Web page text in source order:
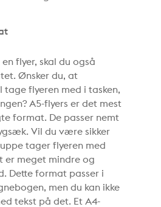
flyer, skal du også
Ønsker du, at
tage flyeren med i tasken,
A5-flyers er det mest
format. De passer nemt
Vil du være sikker
tager flyeren med
er meget mindre og
Dette format passer i
men du kan ikke
tekst på det. Et A4-